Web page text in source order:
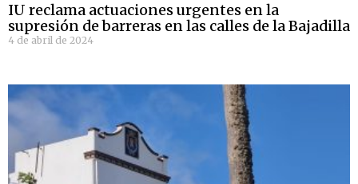
IU reclama actuaciones urgentes en la
supresión de barreras en las calles de la Bajadilla
4 de abril de 2024